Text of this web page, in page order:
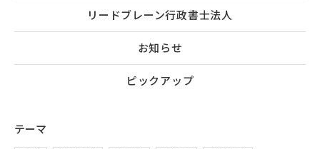
リードブレーン行政書士法人
お知らせ
ピックアップ
テーマ